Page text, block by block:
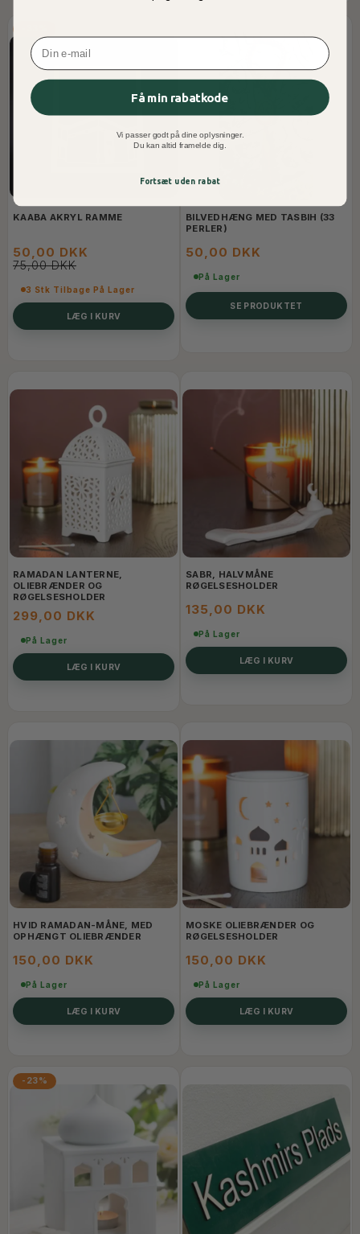
KAABA AKRYL RAMME
50,00 DKK
75,00 DKK
3 Stk Tilbage På Lager
LÆG I KURV
BILVEDHÆNG MED TASBIH (33
PERLER)
50,00 DKK
På Lager
SE PRODUKTET
RAMADAN LANTERNE,
OLIEBRÆNDER OG
RØGELSESHOLDER
299,00 DKK
På Lager
LÆG I KURV
SABR, HALVMÅNE
RØGELSESHOLDER
135,00 DKK
På Lager
LÆG I KURV
HVID RAMADAN-MÅNE, MED
OPHÆNGT OLIEBRÆNDER
150,00 DKK
På Lager
LÆG I KURV
MOSKE OLIEBRÆNDER OG
RØGELSESHOLDER
150,00 DKK
På Lager
LÆG I KURV
-23%
Email
Få min rabatkode
Vi passer godt på dine oplysninger.
Du kan altid framelde dig.
Fortsæt uden rabat